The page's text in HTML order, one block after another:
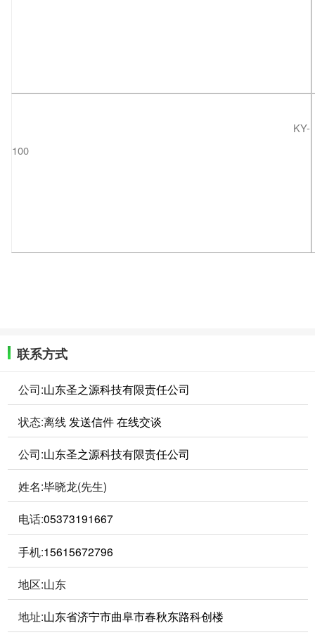
KY-
100
联系方式
公司:山东圣之源科技有限责任公司
状态:离线 发送信件在线交谈
公司:山东圣之源科技有限责任公司
姓名:毕晓龙(先生)
电话:05373191667
手机:15615672796
地区:山东
地址:山东省济宁市曲阜市春秋东路科创楼